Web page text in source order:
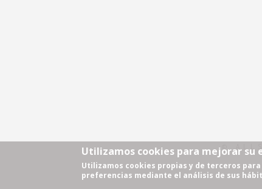
©
Utilizamos cookies para mejorar su
Utilizamos cookies propias y de terceros
preferencias mediante el análisis de sus